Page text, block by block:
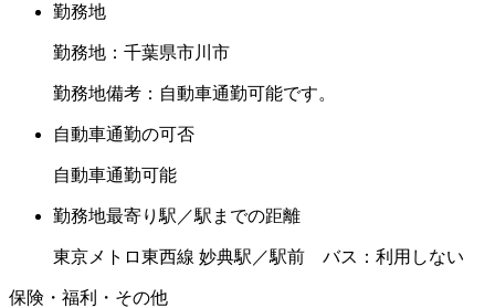
勤務地
勤務地：千葉県市川市
勤務地備考：自動車通勤可能です。
自動車通勤の可否
自動車通勤可能
勤務地最寄り駅／駅までの距離
東京メトロ東西線 妙典駅／駅前 バス：利用しない
保険・福利・その他